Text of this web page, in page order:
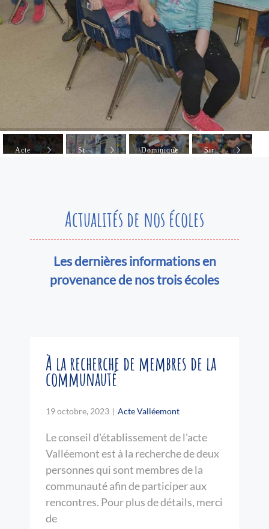
Nous joindre
Acte
St-
Dominique
Sir
Actualités de nos écoles
Les dernières informations en
provenance de nos trois écoles
À la recherche de membres de la
communauté
19 octobre, 2023 | Acte Valléemont
Le conseil d'établissement de l'acte
Valléemont est à la recherche de deux
personnes qui sont membres de la
communauté afin de participer aux
rencontres. Pour plus de détails, merci
de